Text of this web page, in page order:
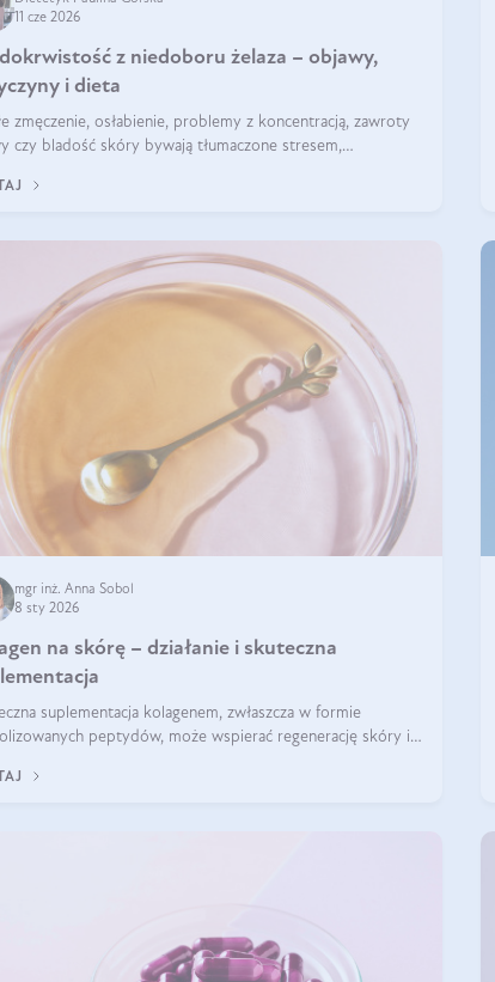
11 cze 2026
z niedoboru żelaza – objawy,
i dieta
zmęczenie, osłabienie, problemy z koncentracją, zawroty
czy bladość skóry bywają tłumaczone stresem,
być niedokrwistość z niedoboru żelaza.
mgr inż. Anna Sobol
8 sty 2026
na skórę – działanie i skuteczna
suplementacja kolagenem, zwłaszcza w formie
peptydów, może wspierać regenerację skóry i
stosowania.